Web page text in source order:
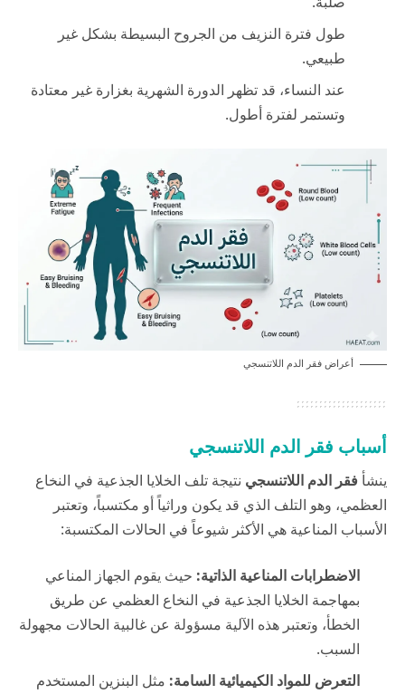
طول فترة النزيف من الجروح البسيطة بشكل غير
طبيعي.
عند النساء، قد تظهر الدورة الشهرية بغزارة غير معتادة
وتستمر لفترة أطول.
أعراض فقر الدم اللاتنسجي
أسباب فقر الدم اللاتنسجي
ينشأ فقر الدم اللاتنسجي نتيجة تلف الخلايا الجذعية في النخاع
العظمي، وهو التلف الذي قد يكون وراثياً أو مكتسباً، وتعتبر
الأسباب المناعية هي الأكثر شيوعاً في الحالات المكتسبة:
الاضطرابات المناعية الذاتية: حيث يقوم الجهاز المناعي
بمهاجمة الخلايا الجذعية في النخاع العظمي عن طريق
الخطأ، وتعتبر هذه الآلية مسؤولة عن غالبية الحالات مجهولة
السبب.
التعرض للمواد الكيميائية السامة: مثل البنزين المستخدم